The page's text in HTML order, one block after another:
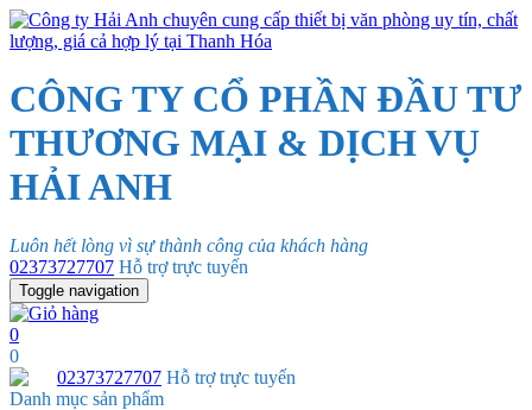
CÔNG TY CỔ PHẦN ĐẦU TƯ
THƯƠNG MẠI & DỊCH VỤ
HẢI ANH
Luôn hết lòng vì sự thành công của khách hàng
02373727707 Hỗ trợ trực tuyến
Toggle navigation
0
0
02373727707 Hỗ trợ trực tuyến
Danh mục sản phẩm